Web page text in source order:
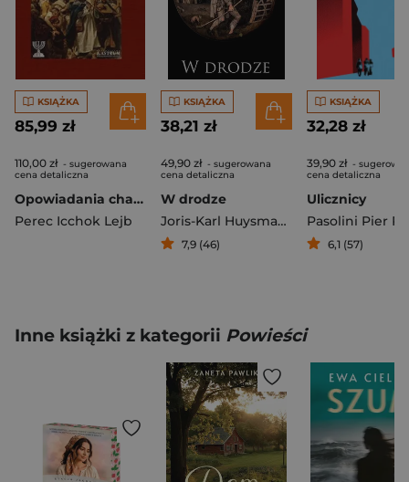
KSIĄŻKA
85,99 zł
110,00 zł - sugerowana
cena detaliczna
Opowiadania chasyǳkie i ludowe.
Perec Icchok Lejb
KSIĄŻKA
38,21 zł
49,90 zł - sugerowana
cena detaliczna
W drodze
Joris-Karl Huysmans
7,9 (46)
KSIĄŻKA
32,28 zł
39,90 zł -
cena detaliczna
Ulicznicy
Pasolini Pier
6,1 (57)
Inne książki z kategorii Powieści